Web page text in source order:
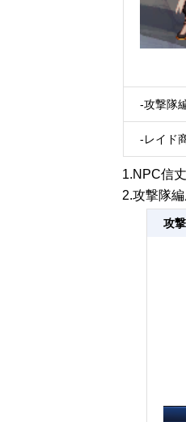
-攻撃隊
-レイド
1.NPC信
2.攻撃隊
攻